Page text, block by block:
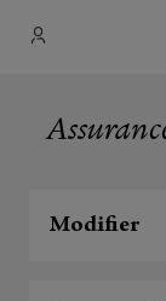
Modifier